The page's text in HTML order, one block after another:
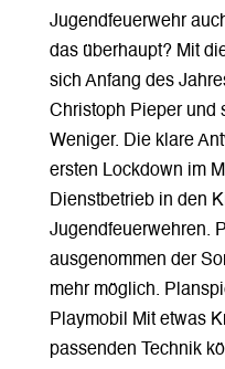
Jugendfeuerwehr
das überhaupt? Mit
sich Anfang des
Christoph Pieper und
Weniger. Die klare
ersten Lockdown im
Dienstbetrieb in den
Jugendfeuerwehren.
ausgenommen der
mehr möglich.
Playmobil Mit etwas
passenden Technik